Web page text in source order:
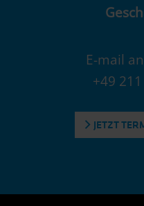
E-mail
+49
JETZT